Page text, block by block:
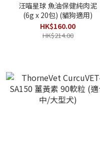
汪喵星球 魚油保健純肉泥
(6g x 20包) (貓狗適用)
HK$160.00
HK$214.00